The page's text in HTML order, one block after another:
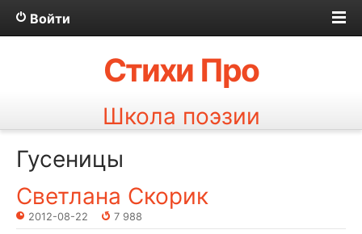
Войти
Стихи Про
Школа поэзии
Гусеницы
Светлана Скорик
2012-08-22
7 988